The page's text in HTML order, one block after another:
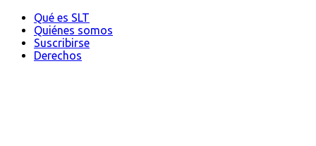
Qué es SLT
Quiénes somos
Suscribirse
Derechos